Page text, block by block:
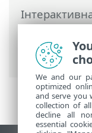
Endpoint
параметри>
Елементи
We and our
optimized
and serve you
collection of
decline all
essential